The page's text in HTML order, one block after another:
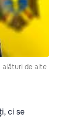
alături de alte
ci se